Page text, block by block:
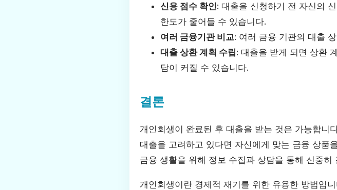
신용 점수 확인: 대출을 신청하기 전 자신의
한도가 줄어들 수 있습니다.
여러 금융기관 비교: 여러 금융 기관의 대출
대출 상환 계획 수립: 대출을 받게 되면 상환
담이 커질 수 있습니다.
결론
개인회생이 완료된 후 대출을 받는 것은 가능합니
대출을 고려하고 있다면 자신에게 맞는 금융 상품
금융 생활을 위해 정보 수집과 상담을 통해 신중히
개인회생이란 경제적 재기를 위한 유용한 방법입